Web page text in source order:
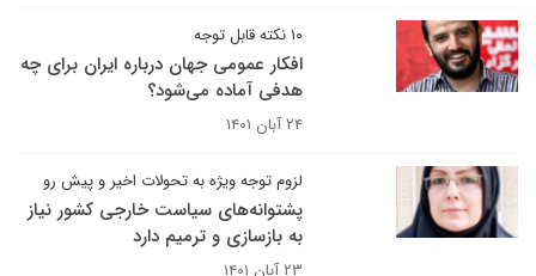
۱۰ نکته قابل توجه
افکار عمومی جهان درباره ایران برای چه
هدفی آماده می‌شود؟
۲۴ آبان ۱۴۰۱
لزوم توجه ویژه به تحولات اخیر و پیش رو
پشتوانه‌های سیاست خارجی کشور نیاز
به بازسازی و ترمیم دارد
۲۳ آبان ۱۴۰۱